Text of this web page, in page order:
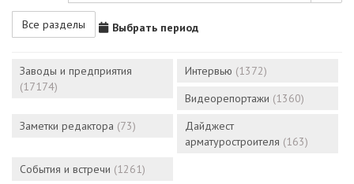
Все разделы Выбрать период
Заводы и предприятия
(17174)
Интервью (1372)
Видеорепортажи (1360)
Заметки редактора (73)
Дайджест
арматуростроителя (163)
События и встречи (1261)